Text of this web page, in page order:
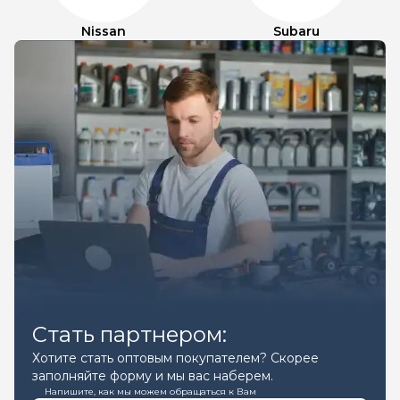
Nissan Subaru
Стать партнером:
Хотите стать оптовым покупателем? Скорее
заполняйте форму и мы вас наберем.
Напишите, как мы можем обращаться к Вам